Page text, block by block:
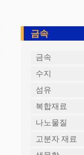
금속
금속
수지
섬유
복합재료
나노물질
고분자 재료